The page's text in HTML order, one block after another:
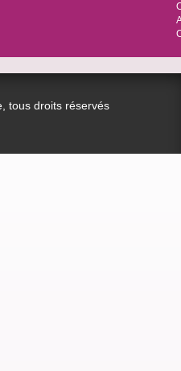
tous droits réservés